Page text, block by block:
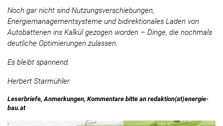
Noch gar nicht sind Nutzungsverschiebungen,
Energiemanagementsysteme und bidirektionales Laden von
Autobatterien ins Kalkül gezogen worden – Dinge, die nochmals
deutliche Optimierungen zulassen.
Es bleibt spannend.
Herbert Starmühler
Leserbriefe, Anmerkungen, Kommentare bitte an redaktion(at)energie-
bau.at